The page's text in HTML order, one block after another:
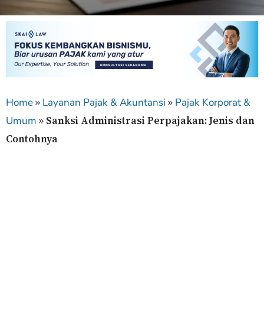
Home» Layanan Pajak & Akuntansi » Pajak Korporat &
Umum » Sanksi Administrasi Perpajakan: Jenis dan
Contohnya